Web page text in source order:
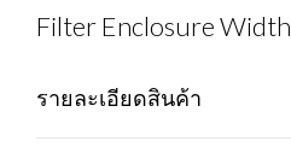
Filter Enclosure Width
รายละเอียดสินค้า